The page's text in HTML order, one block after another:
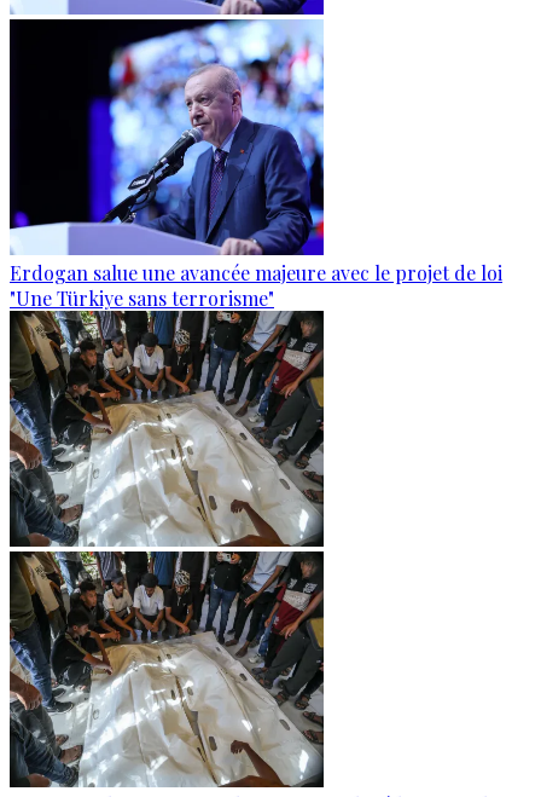
Erdogan salue une avancée majeure avec le projet de loi
"Une Türkiye sans terrorisme"